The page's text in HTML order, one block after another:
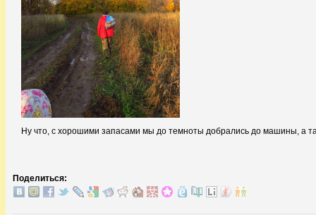
Ну что, с хорошими запасами мы до темноты добрались до машины, а
Поделиться: